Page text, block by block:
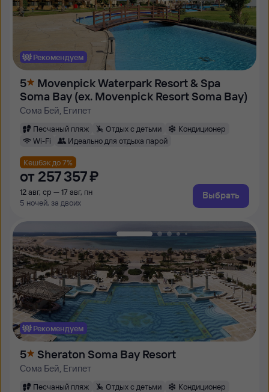
Рекомендуем
5
Movenpick Waterpark Resort & Spa
Soma Bay (ex. Movenpick Resort Soma Bay)
Сома Бей, Египет
Песчаный пляж Отдых с детьми
Кондиционер
Wi-Fi
Идеально для отдыха парой
Кешбэк до 7%
от 257 ⁠357 ⁠₽
12 авг, ср — 17 авг, пн
5 ночей, за двоих
Выбрать
Рекомендуем
5 Sheraton Soma Bay Resort
Сома Бей, Египет
Песчаный пляж Отдых с детьми
Кондиционер